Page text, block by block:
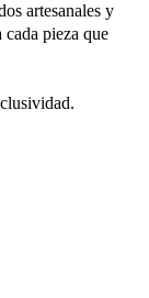
artesanales y
pieza que